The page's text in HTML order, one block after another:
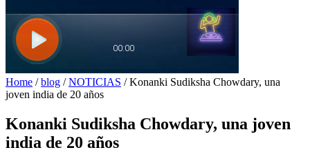
Home / blog / NOTICIAS / Konanki Sudiksha Chowdary, una
joven india de 20 años
Konanki Sudiksha Chowdary, una joven
india de 20 años